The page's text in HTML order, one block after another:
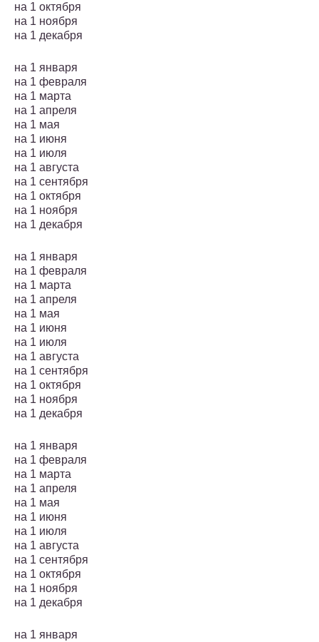
на 1 октября
на 1 ноября
на 1 декабря
на 1 января
на 1 февраля
на 1 марта
на 1 апреля
на 1 мая
на 1 июня
на 1 июля
на 1 августа
на 1 сентября
на 1 октября
на 1 ноября
на 1 декабря
на 1 января
на 1 февраля
на 1 марта
на 1 апреля
на 1 мая
на 1 июня
на 1 июля
на 1 августа
на 1 сентября
на 1 октября
на 1 ноября
на 1 декабря
на 1 января
на 1 февраля
на 1 марта
на 1 апреля
на 1 мая
на 1 июня
на 1 июля
на 1 августа
на 1 сентября
на 1 октября
на 1 ноября
на 1 декабря
на 1 января